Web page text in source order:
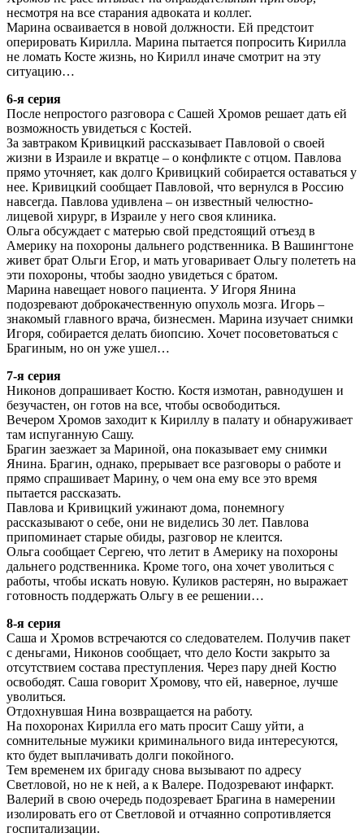
несмотря на все старания адвоката и коллег.
Марина осваивается в новой должности. Ей предстоит
оперировать Кирилла. Марина пытается попросить Кирилла
не ломать Косте жизнь, но Кирилл иначе смотрит на эту
ситуацию…
6-я серия
После непростого разговора с Сашей Хромов решает дать ей
возможность увидеться с Костей.
За завтраком Кривицкий рассказывает Павловой о своей
жизни в Израиле и вкратце – о конфликте с отцом. Павлова
прямо уточняет, как долго Кривицкий собирается оставаться у
нее. Кривицкий сообщает Павловой, что вернулся в Россию
навсегда. Павлова удивлена – он известный челюстно-
лицевой хирург, в Израиле у него своя клиника.
Ольга обсуждает с матерью свой предстоящий отъезд в
Америку на похороны дальнего родственника. В Вашингтоне
живет брат Ольги Егор, и мать уговаривает Ольгу полететь на
эти похороны, чтобы заодно увидеться с братом.
Марина навещает нового пациента. У Игоря Янина
подозревают доброкачественную опухоль мозга. Игорь –
знакомый главного врача, бизнесмен. Марина изучает снимки
Игоря, собирается делать биопсию. Хочет посоветоваться с
Брагиным, но он уже ушел…
7-я серия
Никонов допрашивает Костю. Костя измотан, равнодушен и
безучастен, он готов на все, чтобы освободиться.
Вечером Хромов заходит к Кириллу в палату и обнаруживает
там испуганную Сашу.
Брагин заезжает за Мариной, она показывает ему снимки
Янина. Брагин, однако, прерывает все разговоры о работе и
прямо спрашивает Марину, о чем она ему все это время
пытается рассказать.
Павлова и Кривицкий ужинают дома, понемногу
рассказывают о себе, они не виделись 30 лет. Павлова
припоминает старые обиды, разговор не клеится.
Ольга сообщает Сергею, что летит в Америку на похороны
дальнего родственника. Кроме того, она хочет уволиться с
работы, чтобы искать новую. Куликов растерян, но выражает
готовность поддержать Ольгу в ее решении…
8-я серия
Саша и Хромов встречаются со следователем. Получив пакет
с деньгами, Никонов сообщает, что дело Кости закрыто за
отсутствием состава преступления. Через пару дней Костю
освободят. Саша говорит Хромову, что ей, наверное, лучше
уволиться.
Отдохнувшая Нина возвращается на работу.
На похоронах Кирилла его мать просит Сашу уйти, а
сомнительные мужики криминального вида интересуются,
кто будет выплачивать долги покойного.
Тем временем их бригаду снова вызывают по адресу
Светловой, но не к ней, а к Валере. Подозревают инфаркт.
Валерий в свою очередь подозревает Брагина в намерении
изолировать его от Светловой и отчаянно сопротивляется
госпитализации.